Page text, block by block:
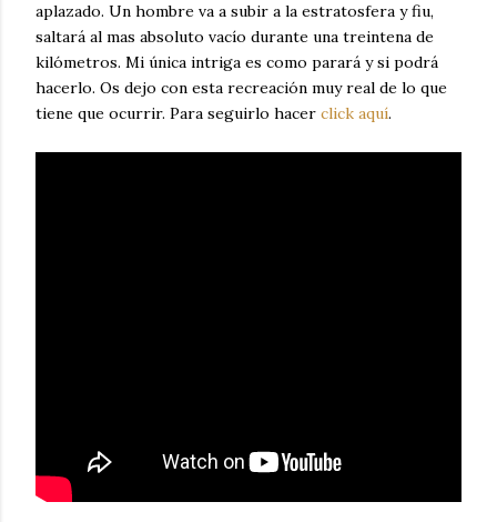
aplazado. Un hombre va a subir a la estratosfera y fiu,
saltará al mas absoluto vacío durante una treintena de
kilómetros. Mi única intriga es como parará y si podrá
hacerlo. Os dejo con esta recreación muy real de lo que
tiene que ocurrir. Para seguirlo hacer click aquí.